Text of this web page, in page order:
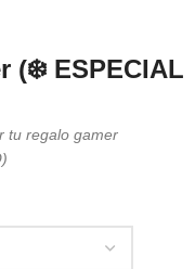
(❄️ ESPECIAL
tu regalo gamer